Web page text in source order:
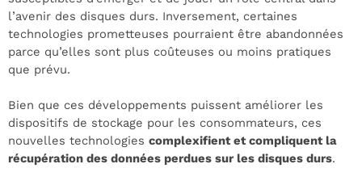
l’avenir des disques durs. Inversement, certaines
technologies prometteuses pourraient être abandonnées
parce qu’elles sont plus coûteuses ou moins pratiques
que prévu.
Bien que ces développements puissent améliorer les
dispositifs de stockage pour les consommateurs, ces
nouvelles technologies complexifient et compliquent la
récupération des données perdues sur les disques durs.